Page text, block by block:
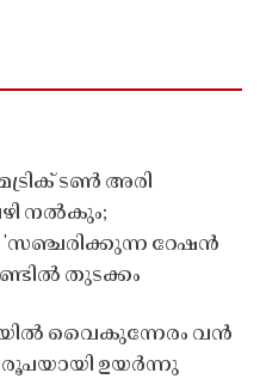
ടൺ അരി
നൽകും;
റേഷൻ
തുടക്കം
വൈകുന്നേരം വൻ
രൂപയായി ഉയർന്നു